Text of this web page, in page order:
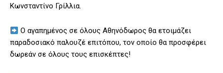
Κωνσταντίνο Γρίλλια.
Ο αγαπημένος σε όλους Αθηνόδωρος θα ετοιμάζει
παραδοσιακό παλουζέ επιτόπου, τον οποίο θα προσφέρει
δωρεάν σε όλους τους επισκέπτες!